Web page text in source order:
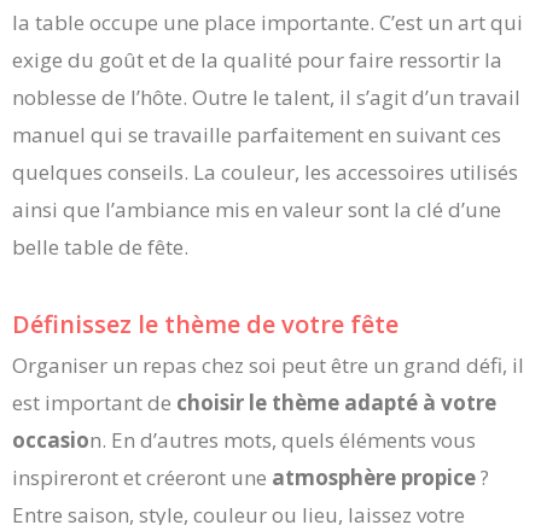
la table occupe une place importante. C’est un art qui
exige du goût et de la qualité pour faire ressortir la
noblesse de l’hôte. Outre le talent, il s’agit d’un travail
manuel qui se travaille parfaitement en suivant ces
quelques conseils. La couleur, les accessoires utilisés
ainsi que l’ambiance mis en valeur sont la clé d’une
belle table de fête.
Définissez le thème de votre fête
Organiser un repas chez soi peut être un grand défi, il
est important de choisir le thème adapté à votre
occasion. En d’autres mots, quels éléments vous
inspireront et créeront une atmosphère propice?
Entre saison, style, couleur ou lieu, laissez votre